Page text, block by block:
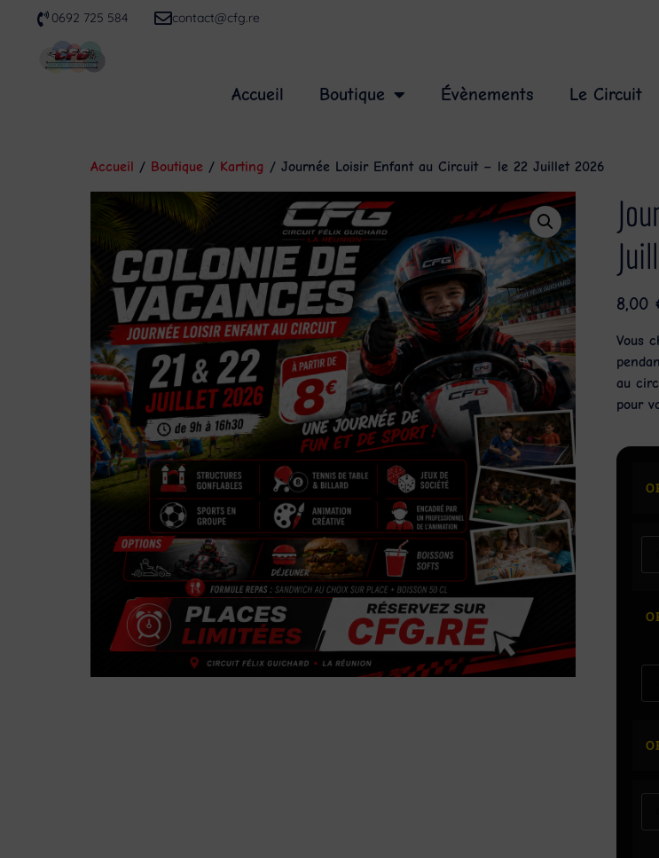
0692 725 584 contact@cfg.re
Accueil Boutique Évènements Le Circuit
Accueil / Boutique / Karting / Journée Loisir Enfant au Circuit – le 22 Juillet 2026
8,00
Vous
au
pour